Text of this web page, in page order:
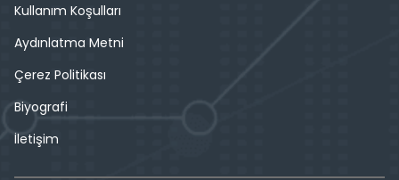
Kullanım Koşulları
Aydınlatma Metni
Çerez Politikası
Biyografi
İletişim